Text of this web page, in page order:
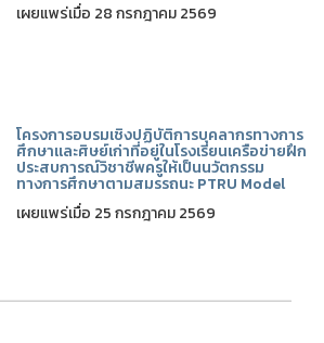
เผยแพร่เมื่อ 28 กรกฎาคม 2569
โครงการอบรมเชิงปฏิบัติการบุคลากรทางการ
ศึกษาและศิษย์เก่าที่อยู่ในโรงเรียนเครือข่ายฝึก
ประสบการณ์วิชาชีพครูให้เป็นนวัตกรรม
ทางการศึกษาตามสมรรถนะ PTRU Model
เผยแพร่เมื่อ 25 กรกฎาคม 2569